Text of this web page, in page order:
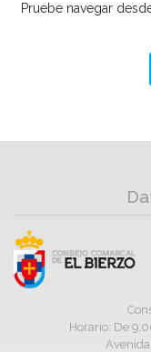
Pruebe navegar
Horario: De